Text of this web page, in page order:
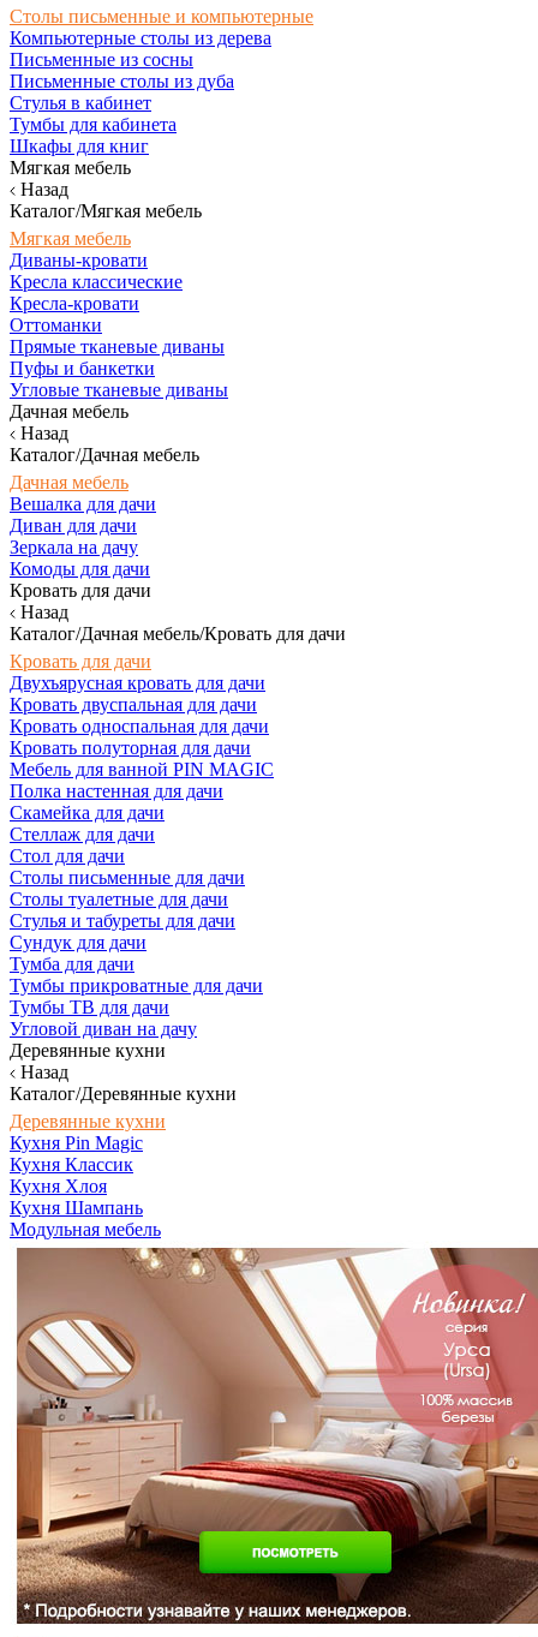
Столы письменные и компьютерные
Компьютерные столы из дерева
Письменные из сосны
Письменные столы из дуба
Стулья в кабинет
Тумбы для кабинета
Шкафы для книг
Мягкая мебель
Назад
Каталог/Мягкая мебель
Мягкая мебель
Диваны-кровати
Кресла классические
Кресла-кровати
Оттоманки
Прямые тканевые диваны
Пуфы и банкетки
Угловые тканевые диваны
Дачная мебель
Назад
Каталог/Дачная мебель
Дачная мебель
Вешалка для дачи
Диван для дачи
Зеркала на дачу
Комоды для дачи
Кровать для дачи
Назад
Каталог/Дачная мебель/Кровать для дачи
Кровать для дачи
Двухъярусная кровать для дачи
Кровать двуспальная для дачи
Кровать односпальная для дачи
Кровать полуторная для дачи
Мебель для ванной PIN MAGIC
Полка настенная для дачи
Скамейка для дачи
Стеллаж для дачи
Стол для дачи
Столы письменные для дачи
Столы туалетные для дачи
Стулья и табуреты для дачи
Сундук для дачи
Тумба для дачи
Тумбы прикроватные для дачи
Тумбы ТВ для дачи
Угловой диван на дачу
Деревянные кухни
Назад
Каталог/Деревянные кухни
Деревянные кухни
Кухня Pin Magic
Кухня Классик
Кухня Хлоя
Кухня Шампань
Модульная мебель